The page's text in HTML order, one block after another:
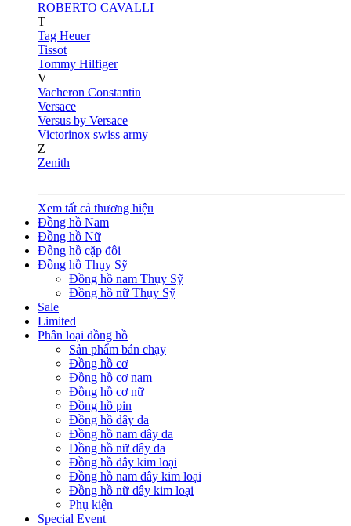
ROBERTO CAVALLI
T
Tag Heuer
Tissot
Tommy Hilfiger
V
Vacheron Constantin
Versace
Versus by Versace
Victorinox swiss army
Z
Zenith
Xem tất cả thương hiệu
Đồng hồ Nam
Đồng hồ Nữ
Đồng hồ cặp đôi
Đồng hồ Thụy Sỹ
Đồng hồ nam Thụy Sỹ
Đồng hồ nữ Thụy Sỹ
Sale
Limited
Phân loại đồng hồ
Sản phẩm bán chạy
Đồng hồ cơ
Đồng hồ cơ nam
Đồng hồ cơ nữ
Đồng hồ pin
Đồng hồ dây da
Đồng hồ nam dây da
Đồng hồ nữ dây da
Đồng hồ dây kim loại
Đồng hồ nam dây kim loại
Đồng hồ nữ dây kim loại
Phụ kiện
Special Event